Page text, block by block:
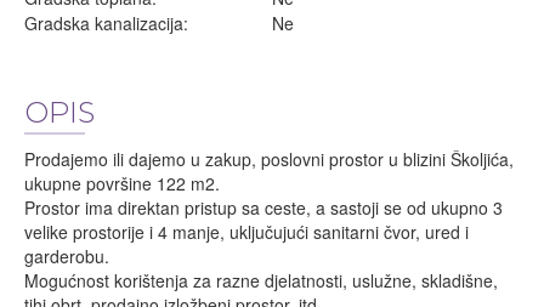
Gradska kanalizacija:
Ne
OPIS
Prodajemo ili dajemo u zakup, poslovni prostor u blizini Školjića,
ukupne površine 122 m2.
Prostor ima direktan pristup sa ceste, a sastoji se od ukupno 3
velike prostorije i 4 manje, uključujući sanitarni čvor, ured i
garderobu.
Mogućnost korištenja za razne djelatnosti, uslužne, skladišne,